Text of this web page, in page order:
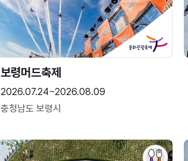
보령머드축제
2026.07.24~2026.08.09
충청남도 보령시